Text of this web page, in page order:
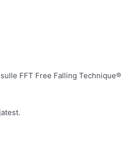
FFT Free Falling Technique®